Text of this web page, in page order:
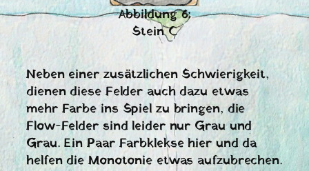
Abbildung 6:
Stein C
Neben einer zusätzlichen Schwierigkeit,
dienen diese Felder auch dazu etwas
mehr Farbe ins Spiel zu bringen, die
Flow-Felder sind leider nur Grau und
Grau. Ein Paar Farbklekse hier und da
helfen die Monotonie etwas aufzubrechen.